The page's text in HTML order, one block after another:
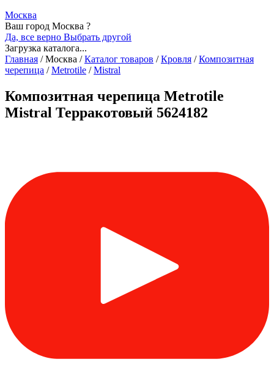
Москва
Ваш город Москва ?
Да, все верно Выбрать другой
Загрузка каталога...
Главная /Москва / Каталог товаров / Кровля / Композитная
черепица / Metrotile / Mistral
Композитная черепица Metrotile
Mistral Терракотовый 5624182